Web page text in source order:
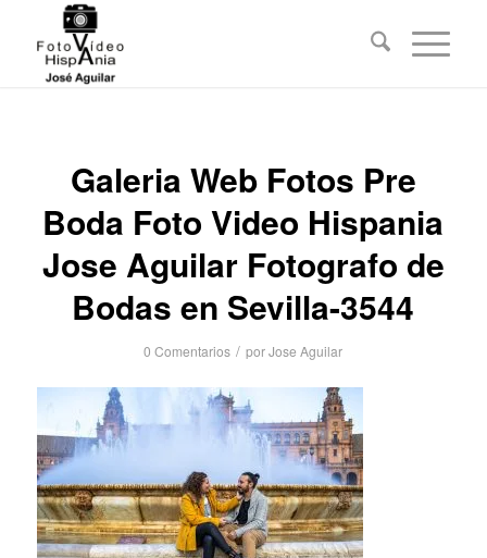
Galeria Web Fotos Pre
Boda Foto Video Hispania
Jose Aguilar Fotografo de
Bodas en Sevilla-3544
0 Comentarios / porJose Aguilar